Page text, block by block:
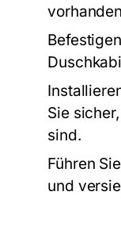
Sie
sind.
Führen
und